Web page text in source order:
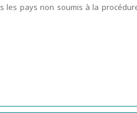
les pays non soumis à la